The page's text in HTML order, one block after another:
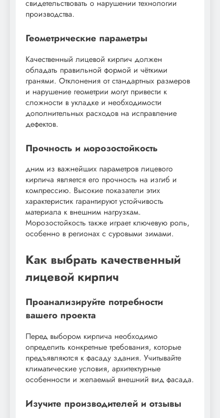
свидетельствовать о нарушении технологии
производства.
Геометрические параметры
Качественный лицевой кирпич должен
обладать правильной формой и чёткими
гранями. Отклонения от стандартных размеров
и нарушение геометрии могут привести к
сложности в укладке и необходимости
дополнительных расходов на исправление
дефектов.
Прочность и морозостойкость
дним из важнейших параметров лицевого
кирпича является его прочность на изгиб и
компрессию. Высокие показатели этих
характеристик гарантируют устойчивость
материала к внешним нагрузкам.
Морозостойкость также играет ключевую роль,
особенно в регионах с суровыми зимами.
Как выбрать качественный
лицевой кирпич
Проанализируйте потребности
вашего проекта
Перед выбором кирпича необходимо
определить конкретные требования, которые
предъявляются к фасаду здания. Учитывайте
климатические условия, архитектурные
особенности и желаемый внешний вид фасада.
Изучите производителей и отзывы